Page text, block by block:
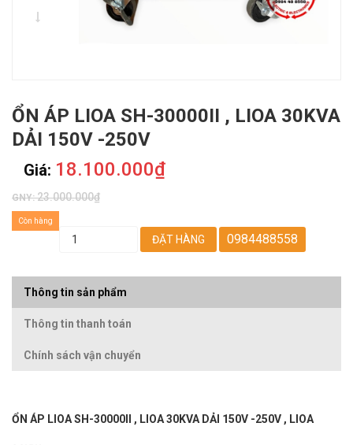
ỔN ÁP LIOA SH-30000II , LIOA 30KVA
DẢI 150V -250V
Giá: 18.100.000₫
GNY:23.000.000₫
Còn hàng
ĐẶT HÀNG 0984488558
Thông tin sản phẩm
Thông tin thanh toán
Chính sách vận chuyển
ỔN ÁP LIOA SH-30000II , LIOA 30KVA DẢI 150V -250V , LIOA